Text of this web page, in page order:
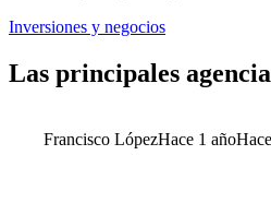
Inversiones y negocios
Las principales
Francisco LópezHace 1 año